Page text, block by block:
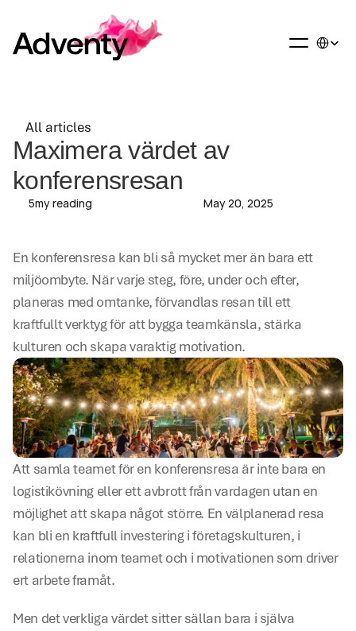
All articles
Maximera värdet av
konferensresan
5my reading May 20, 2025
En konferensresa kan bli så mycket mer än bara ett
miljöombyte. När varje steg, före, under och efter,
planeras med omtanke, förvandlas resan till ett
kraftfullt verktyg för att bygga teamkänsla, stärka
kulturen och skapa varaktig motivation.
Att samla teamet för en konferensresa är inte bara en
logistikövning eller ett avbrott från vardagen utan en
möjlighet att skapa något större. En välplanerad resa
kan bli en kraftfull investering i företagskulturen, i
relationerna inom teamet och i motivationen som driver
ert arbete framåt.
Men det verkliga värdet sitter sällan bara i själva